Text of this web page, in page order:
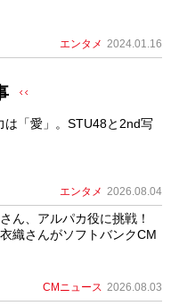
エンタメ 2024.01.16
は「愛」。STU48と2nd写
エンタメ 2026.08.04
ん、アルパカ役に挑戦！
織さんがソフトバンクCM
CMニュース 2026.08.03